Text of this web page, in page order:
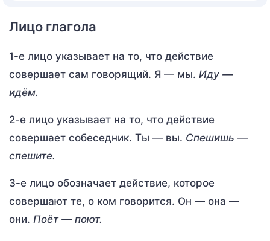
Лицо глагола
1-е лицо указывает на то, что действие
совершает сам говорящий. Я — мы. Иду —
идём.
2-е лицо указывает на то, что действие
совершает собеседник. Ты — вы. Спешишь —
спешите.
3-е лицо обозначает действие, которое
совершают те, о ком говорится. Он — она —
они. Поёт — поют.